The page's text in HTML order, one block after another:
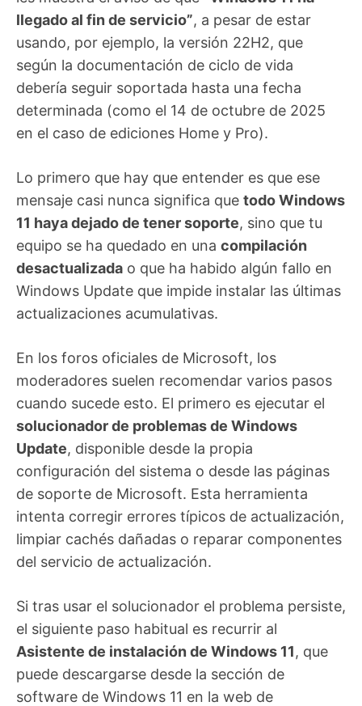
llegado al fin de servicio”, a pesar de estar
usando, por ejemplo, la versión 22H2, que
según la documentación de ciclo de vida
debería seguir soportada hasta una fecha
determinada (como el 14 de octubre de 2025
en el caso de ediciones Home y Pro).
Lo primero que hay que entender es que ese
mensaje casi nunca significa que todo Windows
11 haya dejado de tener soporte, sino que tu
equipo se ha quedado en una compilación
desactualizada o que ha habido algún fallo en
Windows Update que impide instalar las últimas
actualizaciones acumulativas.
En los foros oficiales de Microsoft, los
moderadores suelen recomendar varios pasos
cuando sucede esto. El primero es ejecutar el
solucionador de problemas de Windows
Update, disponible desde la propia
configuración del sistema o desde las páginas
de soporte de Microsoft. Esta herramienta
intenta corregir errores típicos de actualización,
limpiar cachés dañadas o reparar componentes
del servicio de actualización.
Si tras usar el solucionador el problema persiste,
el siguiente paso habitual es recurrir al
Asistente de instalación de Windows 11, que
puede descargarse desde la sección de
software de Windows 11 en la web de